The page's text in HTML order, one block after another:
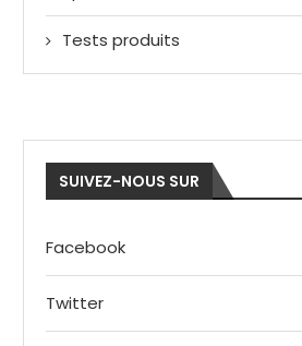
Tests produits
SUIVEZ-NOUS SUR
Facebook
Twitter